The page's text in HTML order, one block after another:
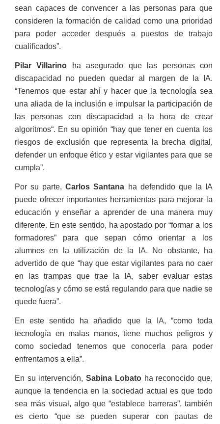
sean capaces de convencer a las personas para que
consideren la formación de calidad como una prioridad
para poder acceder después a puestos de trabajo
cualificados”.
Pilar Villarino ha asegurado que las personas con
discapacidad no pueden quedar al margen de la IA.
“Tenemos que estar ahí y hacer que la tecnología sea
una aliada de la inclusión e impulsar la participación de
las personas con discapacidad a la hora de crear
algoritmos“. En su opinión “hay que tener en cuenta los
riesgos de exclusión que representa la brecha digital,
defender un enfoque ético y estar vigilantes para que se
cumpla”.
Por su parte,Carlos Santana ha defendido que la IA
puede ofrecer importantes herramientas para mejorar la
educación y enseñar a aprender de una manera muy
diferente. En este sentido, ha apostado por “formar a los
formadores” para que sepan cómo orientar a los
alumnos en la utilización de la IA. No obstante, ha
advertido de que “hay que estar vigilantes para no caer
en las trampas que trae la IA, saber evaluar estas
tecnologías y cómo se está regulando para que nadie se
quede fuera”.
En este sentido ha añadido que la IA, “como toda
tecnología en malas manos, tiene muchos peligros y
como sociedad tenemos que conocerla para poder
enfrentarnos a ella”.
En su intervención,Sabina Lobatoha reconocido que,
aunque la tendencia en la sociedad actual es que todo
sea más visual, algo que “establece barreras”, también
es cierto “que se pueden superar con pautas de